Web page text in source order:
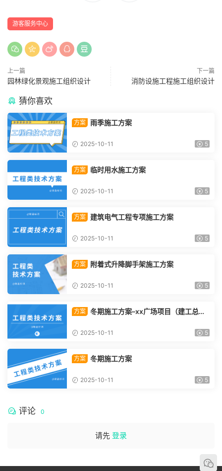
游客服务中心
上一篇
园林绿化景观施工组织设计
下一篇
消防设施工程施工组织设计
猜你喜欢
方案 雨季施工方案
2025-10-11 5
方案 临时用水施工方案
2025-10-11 5
方案 建筑电气工程专项施工方案
2025-10-11 5
方案 附着式升降脚手架施工方案
2025-10-11 5
方案 冬期施工方案–xx广场项目（建工总承
2025-10-11 5
方案 冬期施工方案
2025-10-11 5
评论 0
请先 登录